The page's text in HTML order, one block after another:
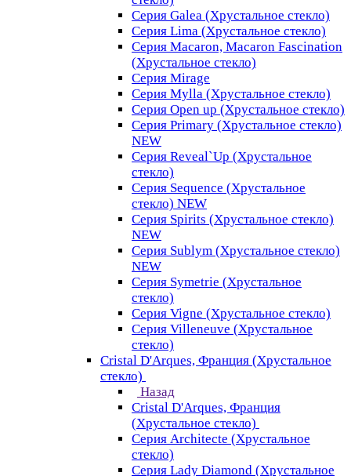
Серия Galea (Хрустальное стекло)
Серия Lima (Хрустальное стекло)
Серия Macaron, Macaron Fascination
(Хрустальное стекло)
Серия Mirage
Серия Mylla (Хрустальное стекло)
Серия Open up (Хрустальное стекло)
Серия Primary (Хрустальное стекло)
NEW
Серия Reveal`Up (Хрустальное
стекло)
Серия Sequence (Хрустальное
стекло) NEW
Серия Spirits (Хрустальное стекло)
NEW
Серия Sublym (Хрустальное стекло)
NEW
Серия Symetrie (Хрустальное
стекло)
Серия Vigne (Хрустальное стекло)
Серия Villeneuve (Хрустальное
стекло)
Cristal D'Arques, Франция (Хрустальное
стекло)
Назад
Cristal D'Arques, Франция
(Хрустальное стекло)
Серия Architecte (Хрустальное
стекло)
Серия Lady Diamond (Хрустальное